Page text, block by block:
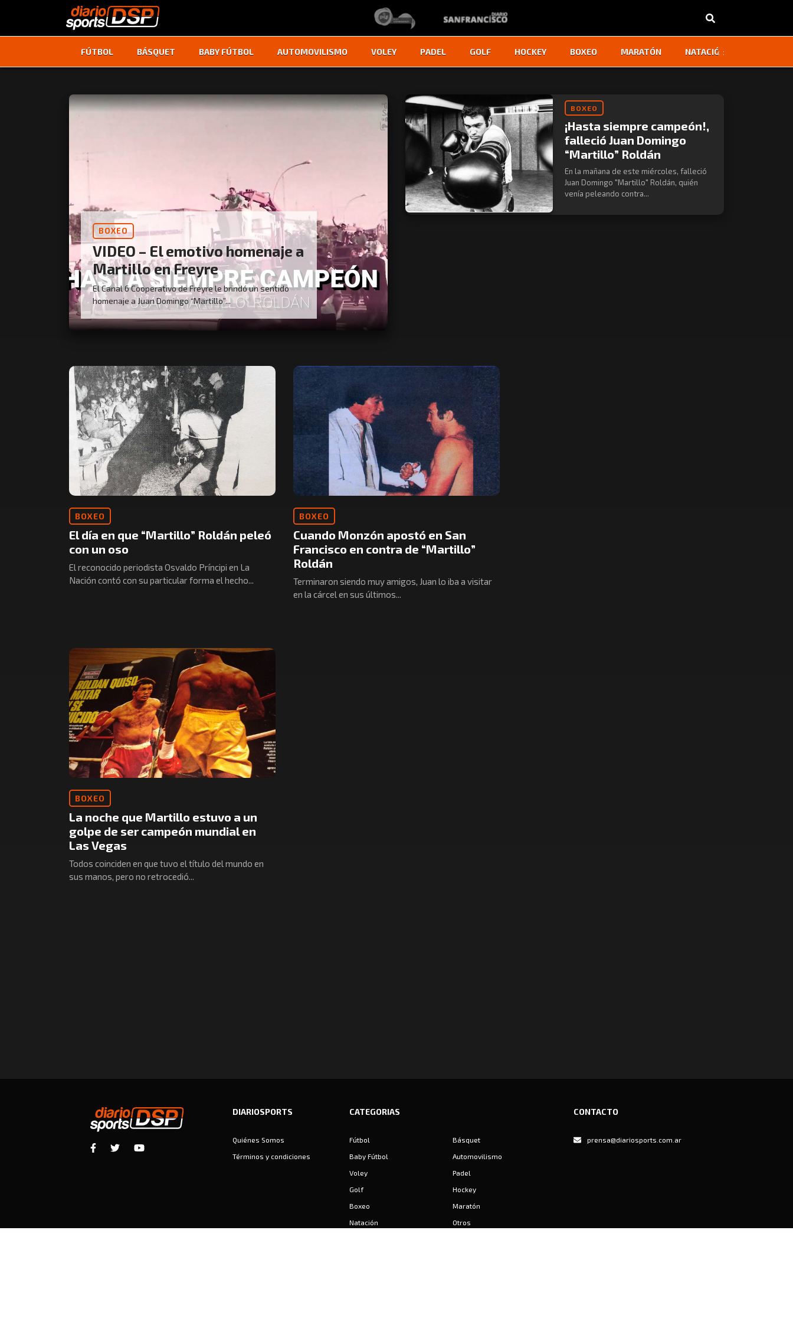
FÚTBOL BÁSQUET BABY FÚTBOL AUTOMOVILISMO VOLEY PADEL GOLF HOCKEY BOXEO MARATÓN NATACIÓN
‹ ›
BOXEO
VIDEO – El emotivo homenaje a
Martillo en Freyre
El Canal 6 Cooperativo de Freyre le brindó un sentido
homenaje a Juan Domingo “Martillo”...
BOXEO
¡Hasta siempre campeón!,
falleció Juan Domingo
“Martillo” Roldán
En la mañana de este miércoles, falleció
Juan Domingo "Martillo" Roldán, quién
venía peleando contra...
BOXEO
El día en que “Martillo” Roldán peleó
con un oso
El reconocido periodista Osvaldo Príncipi en La
Nación contó con su particular forma el hecho...
BOXEO
Cuando Monzón apostó en San
Francisco en contra de “Martillo”
Roldán
Terminaron siendo muy amigos, Juan lo iba a visitar
en la cárcel en sus últimos...
BOXEO
La noche que Martillo estuvo a un
golpe de ser campeón mundial en
Las Vegas
Todos coinciden en que tuvo el título del mundo en
sus manos, pero no retrocedió...
DIARIOSPORTS
Quiénes Somos
Términos y condiciones
CATEGORIAS
Fútbol
Básquet
Baby Fútbol
Automovilismo
Voley
Padel
Golf
Hockey
Boxeo
Maratón
Natación
Otros
CONTACTO
prensa@diariosports.com.ar